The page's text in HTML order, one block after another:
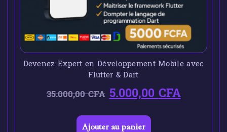
Devenez Expert en Développement Mobile avec
Flutter & Dart
35.000,00CFA 5.000,00CFA
Ajouter au panier